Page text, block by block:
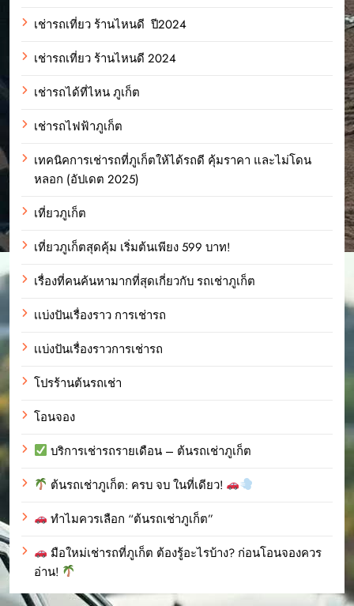
เช่ารถเที่ยว ร้านไหนดี ปี2024
เช่ารถเที่ยว ร้านไหนดี 2024
เช่ารถได้ที่ไหน ภูเก็ต
เช่ารถไฟฟ้าภูเก็ต
เทคนิคการเช่ารถที่ภูเก็ตให้ได้รถดี คุ้มราคา และไม่โดน
หลอก (อัปเดต 2025)
เที่ยวภูเก็ต
เที่ยวภูเก็ตสุดคุ้ม เริ่มต้นเพียง 599 บาท!
เรื่องที่คนค้นหามากที่สุดเกี่ยวกับ รถเช่าภูเก็ต
เเบ่งปันเรื่องราว การเช่ารถ
เเบ่งปันเรื่องราวการเช่ารถ
โปรร้านต้นรถเช่า
โอนจอง
บริการเช่ารถรายเดือน – ต้นรถเช่าภูเก็ต
ต้นรถเช่าภูเก็ต: ครบ จบ ในที่เดียว!
ทำไมควรเลือก “ต้นรถเช่าภูเก็ต”
มือใหม่เช่ารถที่ภูเก็ต ต้องรู้อะไรบ้าง? ก่อนโอนจองควร
อ่าน!